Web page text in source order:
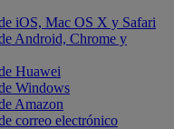
iOS, Mac OS X y Safari
Android, Chrome y
Huawei
Windows
Amazon
correo electrónico